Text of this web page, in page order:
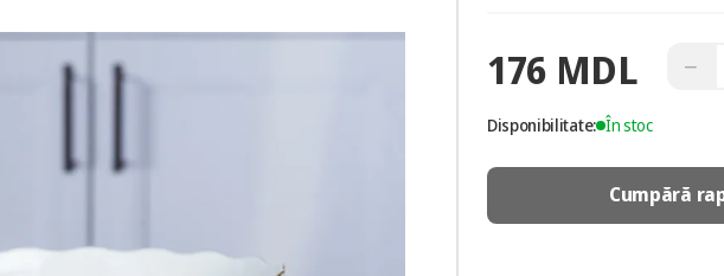
176 MDL −
Disponibilitate: În stoc
Cumpără